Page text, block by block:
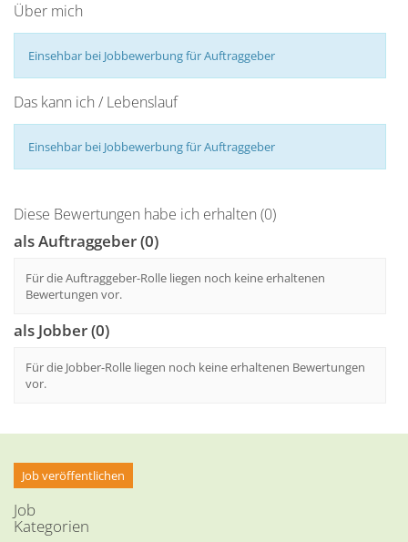
Über mich
Einsehbar bei Jobbewerbung für Auftraggeber
Das kann ich / Lebenslauf
Einsehbar bei Jobbewerbung für Auftraggeber
Diese Bewertungen habe ich erhalten (0)
als Auftraggeber (0)
Für die Auftraggeber-Rolle liegen noch keine erhaltenen
Bewertungen vor.
als Jobber (0)
Für die Jobber-Rolle liegen noch keine erhaltenen Bewertungen
vor.
Job veröffentlichen
Job
Kategorien